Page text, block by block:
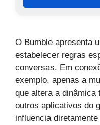
O Bumble apresenta
estabelecer regras
conversas. Em
exemplo, apenas a
que altera a dinâmica
outros aplicativos do
influencia